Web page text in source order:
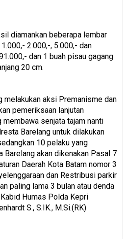
diamankan beberapa lembar
2.000,-, 5.000,- dan
dan 1 buah pisau gagang
20 cm.
melakukan aksi Premanisme dan
pemeriksaan lanjutan
membawa senjata tajam nanti
Barelang untuk dilakukan
10 pelaku yang
Barelang akan dikenakan Pasal 7
Daerah Kota Batam nomor 3
dan Restribusi parkir
paling lama 3 bulan atau denda
Humas Polda Kepri
S., S.IK., M.Si.(RK)